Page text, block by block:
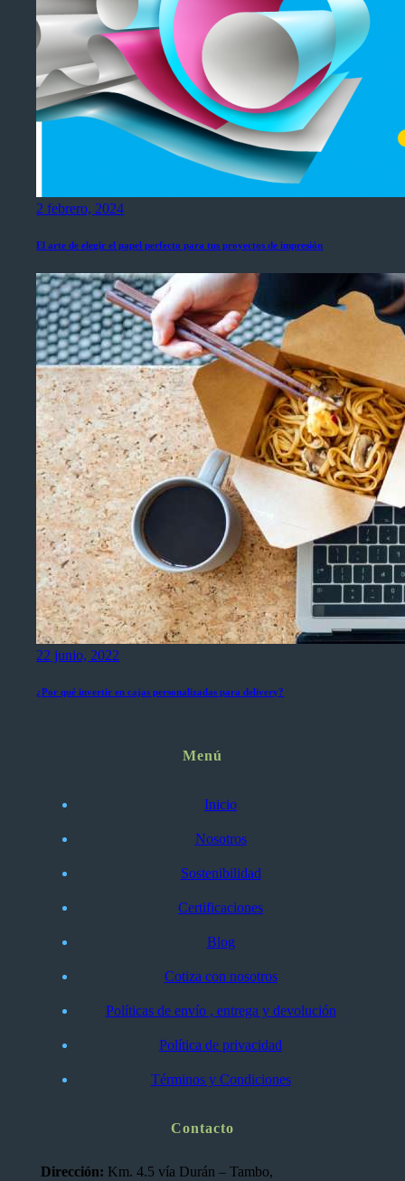
2 febrero, 2024
El arte de elegir el papel perfecto para tus proyectos de impresión
22 junio, 2022
¿Por qué invertir en cajas personalizadas para delivery?
Menú
Inicio
Nosotros
Sostenibilidad
Certificaciones
Blog
Cotiza con nosotros
Políticas de envío , entrega y devolución
Política de privacidad
Términos y Condiciones
Contacto
Dirección: Km. 4.5 vía Durán – Tambo,